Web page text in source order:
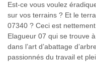
Est-ce vous voulez
sur vos terrains ? Et le
07340 ? Ceci est
Elagueur 07 qui se trouve
dans l’art d’abattage
passionnés du travail et